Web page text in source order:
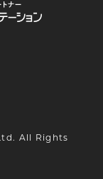
All Rights